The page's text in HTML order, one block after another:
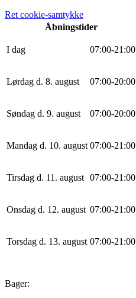
Ret cookie-samtykke
Åbningstider
I dag 07:00-21 :00
Lørdag d. 8. august 07:00-20:00
Søndag d. 9. august 07:00-20:00
Mandag d. 10. august 07:00-21 :00
Tirsdag d. 11. august 07:00-21 :00
Onsdag d. 12. august 07:00-21 :00
Torsdag d. 13. august 07:00-21 :00
Bager: